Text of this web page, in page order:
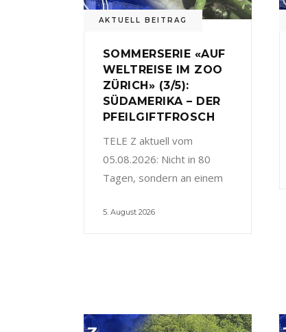
AKTUELL BEITRAG
SOMMERSERIE «AUF
WELTREISE IM ZOO
ZÜRICH» (3/5):
SÜDAMERIKA – DER
PFEILGIFTFROSCH
TELE Z aktuell vom
05.08.2026: Nicht in 80
Tagen, sondern an einem
5. August 2026